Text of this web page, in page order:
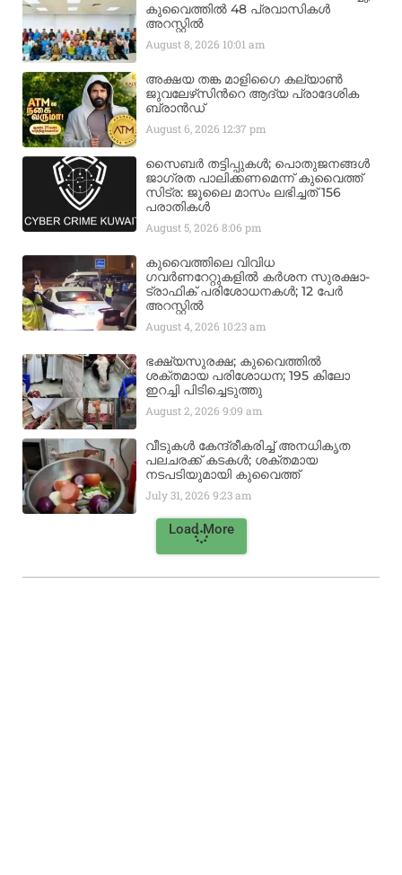
കുവൈത്തിൽ 48 പ്രവാസികൾ
അറസ്റ്റിൽ
August 8, 2026 10:01 am
അക്ഷയ തങ്ക മാളിഗൈ കല്യാണ്‍
ജുവലേഴ്‌സിന്‍റെ ആദ്യ പ്രാദേശിക
ബ്രാന്‍ഡ്
August 6, 2026 12:37 pm
സൈബർ തട്ടിപ്പുകൾ; പൊതുജനങ്ങൾ
ജാഗ്രത പാലിക്കണമെന്ന് കുവൈത്ത്
സിട്ര: ജൂലൈ മാസം ലഭിച്ചത് 156
പരാതികൾ
August 5, 20268:06 pm
കുവൈത്തിലെ വിവിധ
ഗവർണറേറ്റുകളിൽ കർശന സുരക്ഷാ-
ട്രാഫിക് പരിശോധനകൾ; 12 പേർ
അറസ്റ്റിൽ
August 4, 2026 10:23 am
ഭക്ഷ്യസുരക്ഷ; കുവൈത്തിൽ
ശക്തമായ പരിശോധന; 195 കിലോ
ഇറച്ചി പിടിച്ചെടുത്തു
August 2, 20269:09 am
വീടുകൾ കേന്ദ്രീകരിച്ച് അനധികൃത
പലചരക്ക് കടകൾ; ശക്തമായ
നടപടിയുമായി കുവൈത്ത്
July 31, 20269:23 am
Load More